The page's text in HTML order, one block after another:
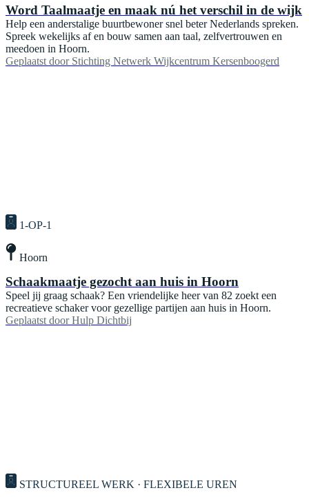
Word Taalmaatje en maak nú het verschil in de wijk
Help een anderstalige buurtbewoner snel beter Nederlands spreken.
Spreek wekelijks af en bouw samen aan taal, zelfvertrouwen en
meedoen in Hoorn.
Geplaatst door Stichting Netwerk Wijkcentrum Kersenboogerd
1-OP-1
Hoorn
Schaakmaatje gezocht aan huis in Hoorn
Speel jij graag schaak? Een vriendelijke heer van 82 zoekt een
recreatieve schaker voor gezellige partijen aan huis in Hoorn.
Geplaatst door Hulp Dichtbij
STRUCTUREEL WERK · FLEXIBELE UREN